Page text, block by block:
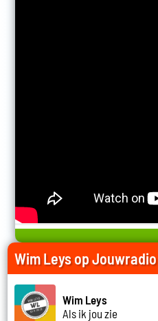
Wim Leys op Jouwradio
Wim Leys
Als ik jou zie